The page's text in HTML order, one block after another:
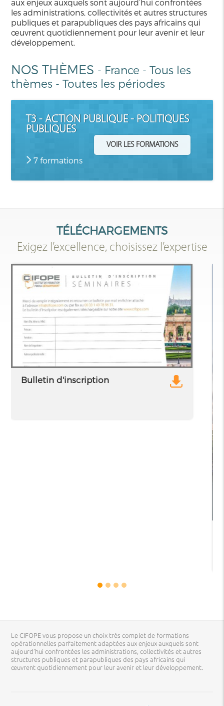
aux enjeux auxquels sont aujourd’hui confrontées
les administrations, collectivités et autres structures
publiques et parapubliques des pays africains qui
œuvrent quotidiennement pour leur avenir et leur
développement.
NOS THÈMES - France -Tous les
thèmes -Toutes les périodes
T3 - ACTION PUBLIQUE - POLITIQUES
PUBLIQUES
VOIR LES FORMATIONS
7 formations
TÉLÉCHARGEMENTS
Exigez l’excellence, choisissez l’expertise
Bulletin d'inscription
Le CIFOPE vous propose un choix très complet de formations
opérationnelles parfaitement adaptées aux enjeux auxquels sont
aujourd’hui confrontées les administrations, collectivités et autres
structures publiques et parapubliques des pays africains qui
œuvrent quotidiennement pour leur avenir et leur développement.